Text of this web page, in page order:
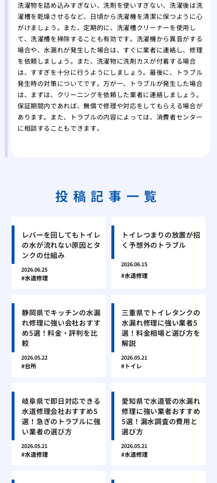
洗濯物を詰め込みすぎない、洗剤を使いすぎない、洗濯後は洗
濯槽を乾燥させるなど、日頃から洗濯機を清潔に保つように心
がけましょう。また、定期的に、洗濯槽クリーナーを使用し
て、洗濯槽を掃除することも有効です。洗濯機から異音がする
場合や、水漏れが発生した場合は、すぐに業者に連絡し、修理
を依頼しましょう。また、洗濯物に洗剤カスが付着する場合
は、すすぎを十分に行うようにしましょう。最後に、トラブル
発生時の対策についてです。万が一、トラブルが発生した場合
は、まずは、クリーニングを依頼した業者に連絡しましょう。
保証期間内であれば、無償で修理や対応をしてもらえる場合が
あります。また、トラブルの内容によっては、消費者センター
に相談することもできます。
投稿記事一覧
レバーを回してもトイレ
の水が流れない原因とタ
ンクの仕組み
2026.06.25
水道修理
トイレつまりの放置が招
く予想外のトラブル
2026.06.15
水道修理
静岡県でキッチンの水漏
れ修理に強い会社おすす
め5選！料金・評判を比
較
2026.05.22
台所
三重県でトイレタンクの
水漏れ修理に強い業者5
選！料金相場と選び方を
解説
2026.05.21
トイレ
岐阜県で即日対応できる
水道修理会社おすすめ5
選！急ぎのトラブルに強
い業者の選び方
2026.05.21
水道修理
愛知県で水道管の水漏れ
修理に強い業者おすすめ
5選！漏水調査の費用と
選び方
2026.05.21
水道修理